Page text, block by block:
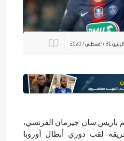
الإثنين 31 / أغسطس / 2020
باريس سان جيرمان الفرنسي،
لقب دوري أبطال أوروبا